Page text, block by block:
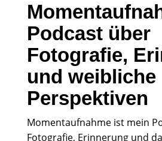
Podcast über
Fotografie,
und weibliche
Perspektiven
Momentaufnahme ist mein
Fotografie, Erinnerung und